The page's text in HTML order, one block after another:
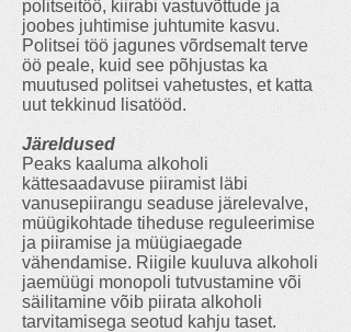
politseitöö, kiirabi vastuvõttude ja
joobes juhtimise juhtumite kasvu.
Politsei töö jagunes võrdsemalt terve
öö peale, kuid see põhjustas ka
muutused politsei vahetustes, et katta
uut tekkinud lisatööd.
Järeldused
Peaks kaaluma alkoholi
kättesaadavuse piiramist läbi
vanusepiirangu seaduse järelevalve,
müügikohtade tiheduse reguleerimise
ja piiramise ja müügiaegade
vähendamise. Riigile kuuluva alkoholi
jaemüügi monopoli tutvustamine või
säilitamine võib piirata alkoholi
tarvitamisega seotud kahju taset.